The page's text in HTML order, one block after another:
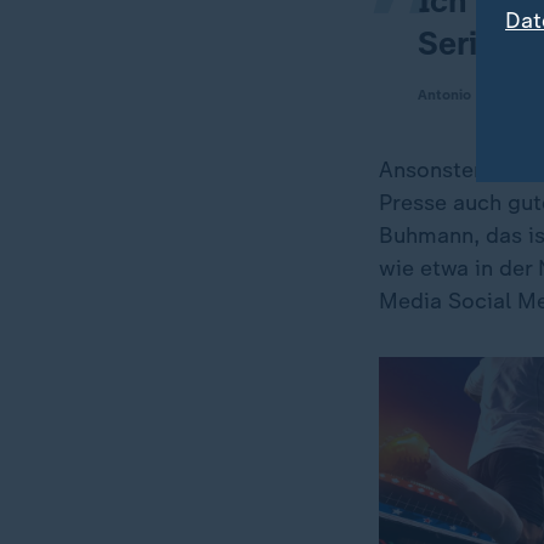
Seriöse
Ansonsten sei
Presse auch
Buhmann, das
wie etwa in der
Media Social